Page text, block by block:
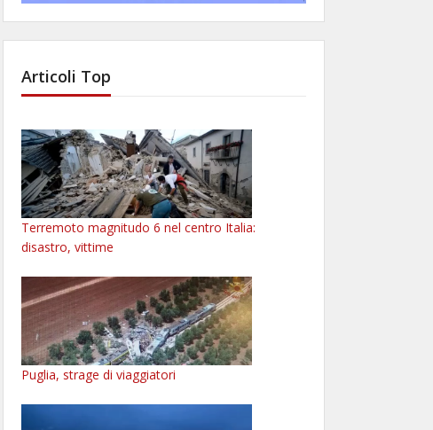
Articoli Top
Terremoto magnitudo 6 nel centro Italia:
disastro, vittime
Puglia, strage di viaggiatori